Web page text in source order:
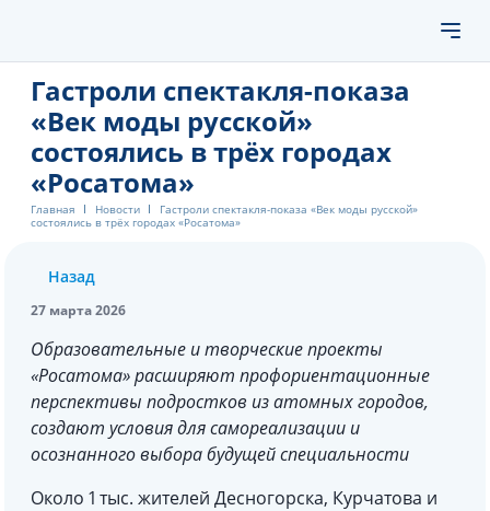
Гастроли спектакля-показа
«Век моды русской»
состоялись в трёх городах
«Росатома»
Главная Новости
Гастроли спектакля-показа «Век моды русской»
состоялись в трёх городах «Росатома»
Назад
27 марта 2026
Образовательные и творческие проекты
«Росатома» расширяют профориентационные
перспективы подростков из атомных городов,
создают условия для самореализации и
осознанного выбора будущей специальности
Около 1 тыс. жителей Десногорска, Курчатова и